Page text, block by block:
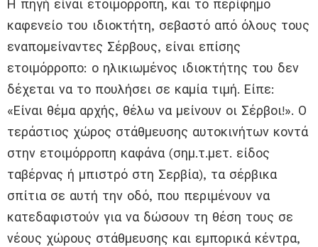
Η πηγή είναι ετοιμόρροπη, και το περίφημο
καφενείο του ιδιοκτήτη, σεβαστό από όλους τους
εναπομείναντες Σέρβους, είναι επίσης
ετοιμόρροπο: ο ηλικιωμένος ιδιοκτήτης του δεν
δέχεται να το πουλήσει σε καμία τιμή. Είπε:
«Είναι θέμα αρχής, θέλω να μείνουν οι Σέρβοι!». Ο
τεράστιος χώρος στάθμευσης αυτοκινήτων κοντά
στην ετοιμόρροπη καφάνα (σημ.τ.μετ. είδος
ταβέρνας ή μπιστρό στη Σερβία), τα σέρβικα
σπίτια σε αυτή την οδό, που περιμένουν να
κατεδαφιστούν για να δώσουν τη θέση τους σε
νέους χώρους στάθμευσης και εμπορικά κέντρα,